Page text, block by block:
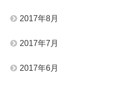
2017年8月
2017年7月
2017年6月